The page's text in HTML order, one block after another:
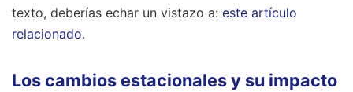
texto, deberías echar un vistazo a: este artículo
relacionado.
Los cambios estacionales y su impacto